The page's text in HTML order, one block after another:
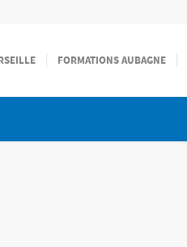
FORMATIONS AUBAGNE